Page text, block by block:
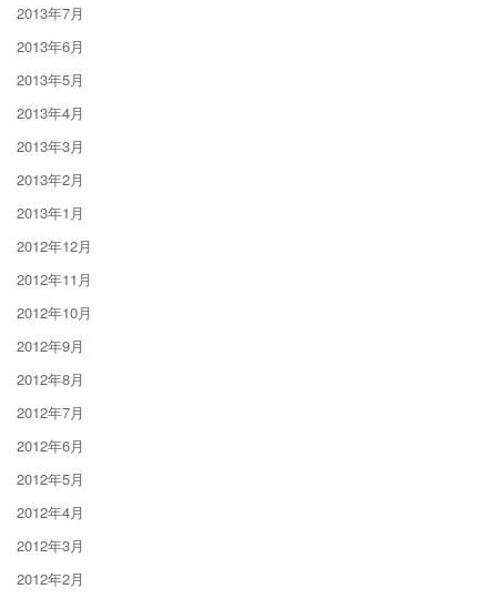
2013年7月
2013年6月
2013年5月
2013年4月
2013年3月
2013年2月
2013年1月
2012年12月
2012年11月
2012年10月
2012年9月
2012年8月
2012年7月
2012年6月
2012年5月
2012年4月
2012年3月
2012年2月